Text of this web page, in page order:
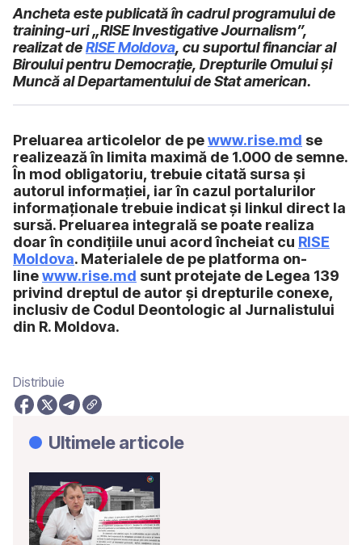
Ancheta este publicată în cadrul programului de
training-uri „RISE Investigative Journalism”,
realizat deRISE Moldova, cu suportul financiar al
Biroului pentru Democrație, Drepturile Omului şi
Muncă al Departamentului de Stat american.
Preluarea articolelor de pewww.rise.md se
realizează în limita maximă de 1.000 de semne.
În mod obligatoriu, trebuie citată sursa și
autorul informației, iar în cazul portalurilor
informaționale trebuie indicat și linkul direct la
sursă. Preluarea integrală se poate realiza
doar în condițiile unui acord încheiat cu RISE
Moldova. Materialele de pe platforma on-
linewww.rise.md sunt protejate de Legea 139
privind dreptul de autor și drepturile conexe,
inclusiv de Codul Deontologic al Jurnalistului
din R. Moldova.
Distribuie
Ultimele articole